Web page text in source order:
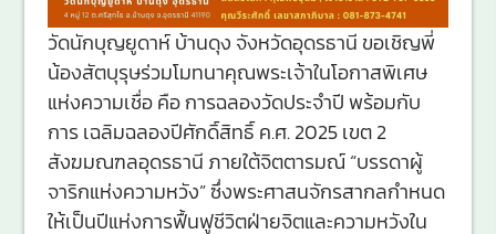
วัดนักบุญยูดาห์ บ้านดุง จังหวัดอุดรธานี ขอเชิญพี่
น้องสัตบุรุษร่วมโมทนาคุณพระเจ้าในโอกาสพิเศษ
แห่งความเชื่อ คือ การฉลองวัดประจำปี พร้อมกับ
การ เฉลิมฉลองปีศักดิ์สิทธิ์ ค.ศ. 2025 เขต 2
สังฆมณฑลอุดรธานี ภายใต้จิตตารมณ์ “บรรดาผู้
จาริกแห่งความหวัง” ซึ่งพระศาสนจักรสากลกำหนด
ให้เป็นปีแห่งการฟื้นฟูชีวิตฝ่ายจิตและความหวังใน